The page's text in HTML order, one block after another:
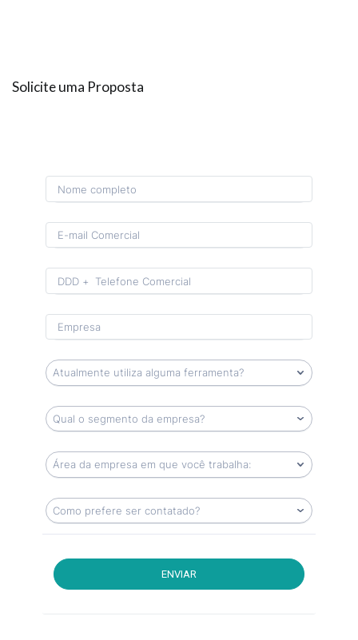
Solicite uma Proposta
Format: (00) 0 0000-0000.
ENVIAR